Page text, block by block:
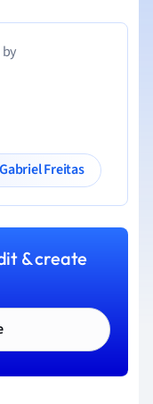
Gabriel Freitas
& create